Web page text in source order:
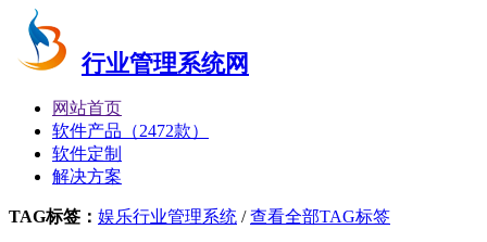
行业管理系统网
网站首页
软件产品（2472款）
软件定制
解决方案
TAG标签： 娱乐行业管理系统 /查看全部TAG标签